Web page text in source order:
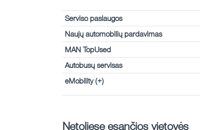
Serviso paslaugos
Naujų automobilių pardavimas
MAN TopUsed
Autobusų servisas
eMobility (+)
Netoliese esančios vietovės